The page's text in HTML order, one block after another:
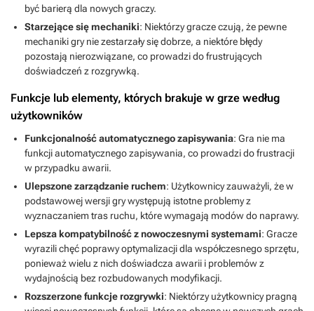
być barierą dla nowych graczy.
Starzejące się mechaniki: Niektórzy gracze czują, że pewne
mechaniki gry nie zestarzały się dobrze, a niektóre błędy
pozostają nierozwiązane, co prowadzi do frustrujących
doświadczeń z rozgrywką.
Funkcje lub elementy, których brakuje w grze według
użytkowników
Funkcjonalność automatycznego zapisywania: Gra nie ma
funkcji automatycznego zapisywania, co prowadzi do frustracji
w przypadku awarii.
Ulepszone zarządzanie ruchem: Użytkownicy zauważyli, że w
podstawowej wersji gry występują istotne problemy z
wyznaczaniem tras ruchu, które wymagają modów do naprawy.
Lepsza kompatybilność z nowoczesnymi systemami: Gracze
wyrazili chęć poprawy optymalizacji dla współczesnego sprzętu,
ponieważ wielu z nich doświadcza awarii i problemów z
wydajnością bez rozbudowanych modyfikacji.
Rozszerzone funkcje rozgrywki: Niektórzy użytkownicy pragną